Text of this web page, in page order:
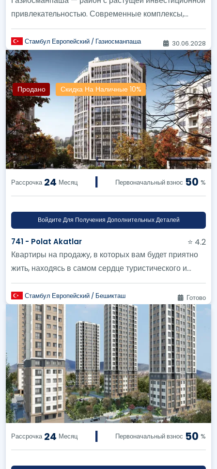
привлекательностью. Современные комплексы,
инфраструктура и высокий дохо...
Стамбул Европейский / Газиосманпаша 30.06.2028
Продано Скидка На Наличные 10%
Рассрочка 24 Месяц | Первоначальный взнос 50 %
Войдите Для Получения Дополнительных Деталей
741 - Polat Akatlar
⭐ 4.2
Квартиры на продажу, в которых вам будет приятно
жить, находясь в самом сердце туристического и
коммерческого районов Бе...
Стамбул Европейский / Бешикташ Готово
Рассрочка 24 Месяц | Первоначальный взнос 50 %